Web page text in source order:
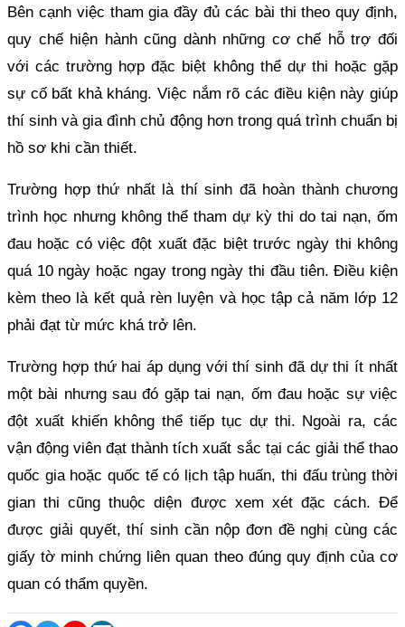
Bên cạnh việc tham gia đầy đủ các bài thi theo quy định,
quy chế hiện hành cũng dành những cơ chế hỗ trợ đối
với các trường hợp đặc biệt không thể dự thi hoặc gặp
sự cố bất khả kháng. Việc nắm rõ các điều kiện này giúp
thí sinh và gia đình chủ động hơn trong quá trình chuẩn bị
hồ sơ khi cần thiết.
Trường hợp thứ nhất là thí sinh đã hoàn thành chương
trình học nhưng không thể tham dự kỳ thi do tai nạn, ốm
đau hoặc có việc đột xuất đặc biệt trước ngày thi không
quá 10 ngày hoặc ngay trong ngày thi đầu tiên. Điều kiện
kèm theo là kết quả rèn luyện và học tập cả năm lớp 12
phải đạt từ mức khá trở lên.
Trường hợp thứ hai áp dụng với thí sinh đã dự thi ít nhất
một bài nhưng sau đó gặp tai nạn, ốm đau hoặc sự việc
đột xuất khiến không thể tiếp tục dự thi. Ngoài ra, các
vận động viên đạt thành tích xuất sắc tại các giải thể thao
quốc gia hoặc quốc tế có lịch tập huấn, thi đấu trùng thời
gian thi cũng thuộc diện được xem xét đặc cách. Để
được giải quyết, thí sinh cần nộp đơn đề nghị cùng các
giấy tờ minh chứng liên quan theo đúng quy định của cơ
quan có thẩm quyền.